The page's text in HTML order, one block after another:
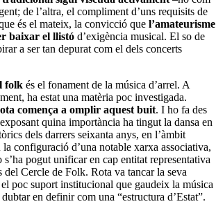
de l’altra, el compliment d’uns requisits de
és el mateix, la convicció que l’amateurisme
baixar el llistó d’exigència musical. El so de
a ser tan depurat com el dels concerts
folk és el fonament de la música d’arrel. A
ha estat una matèria poc investigada.
comença a omplir aquest buit. I ho fa des
quina importància ha tingut la dansa en
dels darrers seixanta anys, en l’àmbit
configuració d’una notable xarxa associativa,
pogut unificar en cap entitat representativa
Cercle de Folk. Rota va tancar la seva
poc suport institucional que gaudeix la música
en definir com una “estructura d’Estat”.